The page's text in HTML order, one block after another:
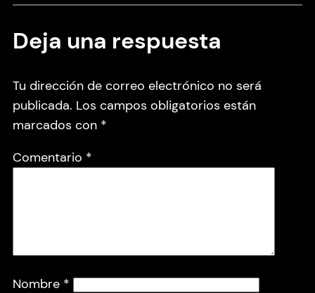
Deja una respuesta
Tu dirección de correo electrónico no será
publicada. Los campos obligatorios están
marcados con *
Comentario *
Nombre *